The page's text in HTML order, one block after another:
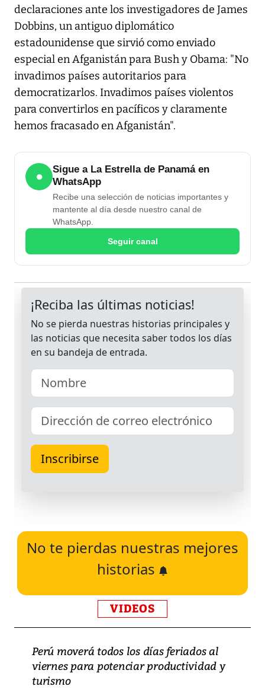
declaraciones ante los investigadores de James
Dobbins, un antiguo diplomático
estadounidense que sirvió como enviado
especial en Afganistán para Bush y Obama: "No
invadimos países autoritarios para
democratizarlos. Invadimos países violentos
para convertirlos en pacíficos y claramente
hemos fracasado en Afganistán".
●
Sigue a La Estrella de Panamá en
WhatsApp
Recibe una selección de noticias importantes y
mantente al día desde nuestro canal de
WhatsApp.
Seguir canal
No te pierdas nuestras mejores
historias
VIDEOS
Perú moverá todos los días feriados al
viernes para potenciar productividad y
turismo